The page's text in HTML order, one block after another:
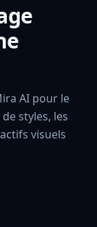
AI pour le
styles, les
visuels